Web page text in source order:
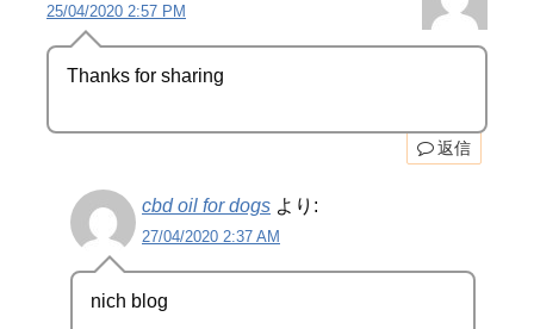
25/04/2020 2:57 PM
Thanks for sharing
返信
cbd oil for dogs より:
27/04/2020 2:37 AM
nich blog